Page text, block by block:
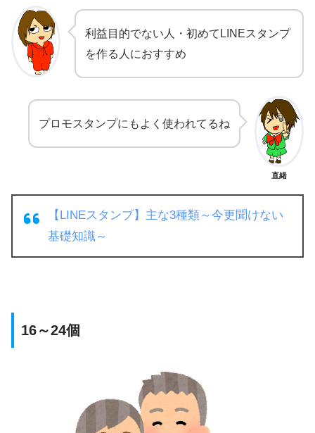
利益目的でない人・初めてLINEスタンプ
を作る人におすすめ
直緒
プロモスタンプにもよく使われてるね
【LINEスタンプ】主な3種類～今更聞けない
基礎知識～
16～24個